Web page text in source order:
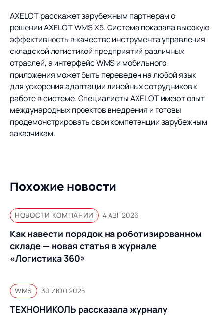
AXELOT расскажет зарубежным партнерам о
решении AXELOT WMS X5. Система показала высокую
эффективность в качестве инструмента управления
складской логистикой предприятий различных
отраслей, а интерфейс WMS и мобильного
приложения может быть переведен на любой язык
для ускорения адаптации линейных сотрудников к
работе в системе. Специалисты AXELOT имеют опыт
международных проектов внедрения и готовы
продемонстрировать свои компетенции зарубежным
заказчикам.
Похожие новости
НОВОСТИ КОМПАНИИ 4 АВГ 2026
Как навести порядок на роботизированном
складе — новая статья в журнале
«Логистика 360»
WMS 30 ИЮЛ 2026
ТЕХНОНИКОЛЬ рассказала журналу